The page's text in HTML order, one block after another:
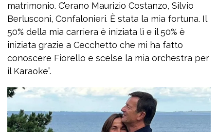
matrimonio. C’erano Maurizio Costanzo, Silvio
Berlusconi, Confalonieri. È stata la mia fortuna. Il
50% della mia carriera è iniziata lì e il 50% è
iniziata grazie a Cecchetto che mi ha fatto
conoscere Fiorello e scelse la mia orchestra per
il Karaoke”.